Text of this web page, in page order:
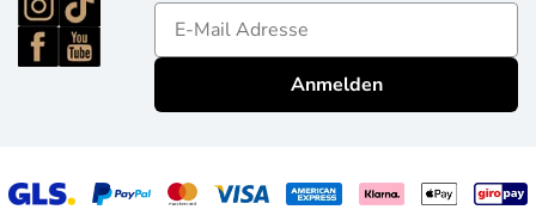
E-mailadres
Anmelden